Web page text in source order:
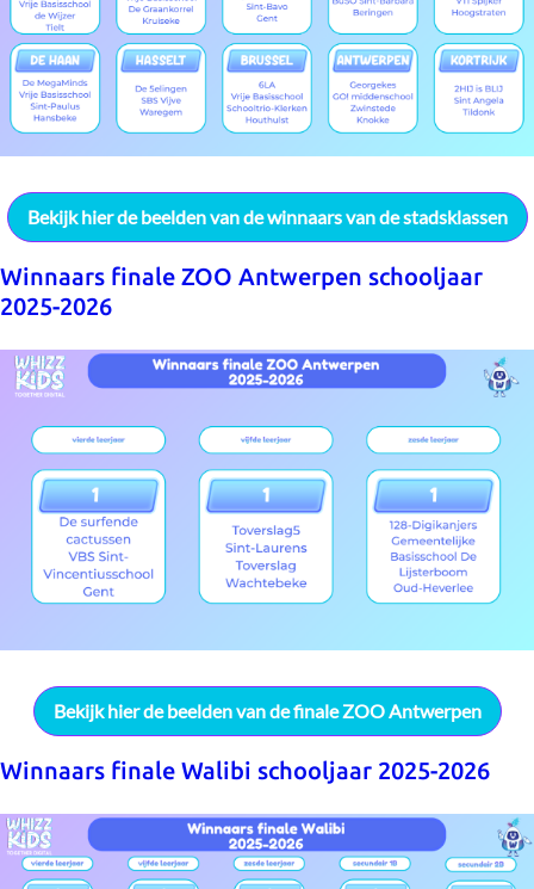
Bekijk hier de beelden van de winnaars van de stadsklassen
Winnaars finale ZOO Antwerpen schooljaar
2025-2026
Bekijk hier de beelden van de finale ZOO Antwerpen
Winnaars finale Walibi schooljaar 2025-2026